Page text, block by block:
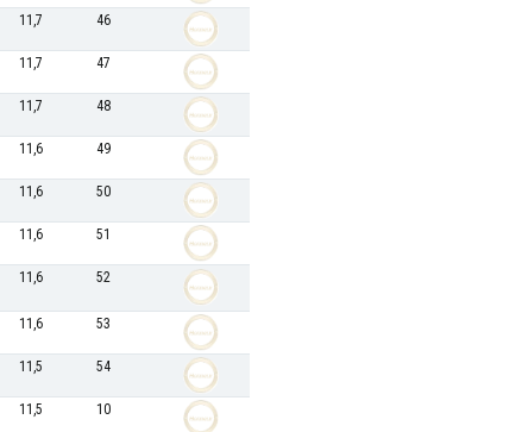
11,7 46
11,7 47
11,7 48
11,6 49
11,6 50
11,6 51
11,6 52
11,6 53
11,5 54
11,5 10